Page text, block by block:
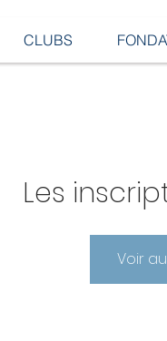
CLUBS
Les
Voir